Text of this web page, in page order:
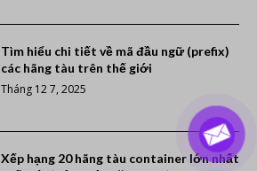
Tìm hiểu chi tiết về mã đầu ngữ (prefix)
các hãng tàu trên thế giới
Tháng 12 7, 2025
Xếp hạng 20 hãng tàu container lớn nhất